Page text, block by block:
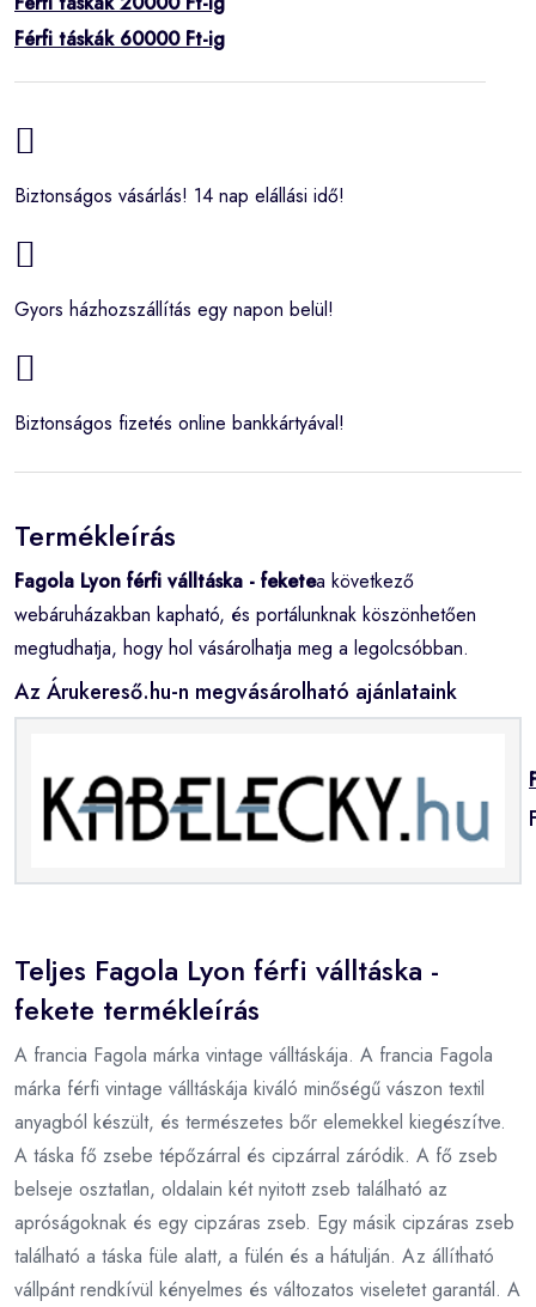
Férfi táskák 60000 Ft-ig
Biztonságos vásárlás! 14 nap elállási idő!
Gyors házhozszállítás egy napon belül!
Biztonságos fizetés online bankkártyával!
Termékleírás
Fagola Lyon férfi válltáska - feketea következő
webáruházakban kapható, és portálunknak köszönhetően
megtudhatja, hogy hol vásárolhatja meg a legolcsóbban.
Az Árukereső.hu-n megvásárolható ajánlataink
Teljes Fagola Lyon férfi válltáska -
fekete termékleírás
A francia Fagola márka vintage válltáskája. A francia Fagola
márka férfi vintage válltáskája kiváló minőségű vászon textil
anyagból készült, és természetes bőr elemekkel kiegészítve.
A táska fő zsebe tépőzárral és cipzárral záródik. A fő zseb
belseje osztatlan, oldalain két nyitott zseb található az
apróságoknak és egy cipzáras zseb. Egy másik cipzáras zseb
található a táska füle alatt, a fülén és a hátulján. Az állítható
vállpánt rendkívül kényelmes és változatos viseletet garantál. A